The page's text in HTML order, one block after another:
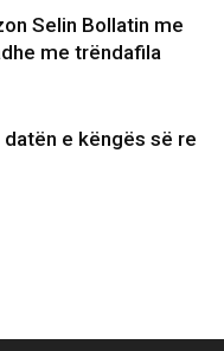
Selin Bollatin me
me trëndafila
e këngës së re